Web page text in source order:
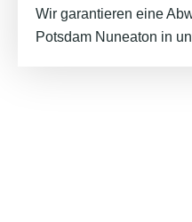
Wir garantieren eine
Potsdam Nuneaton in